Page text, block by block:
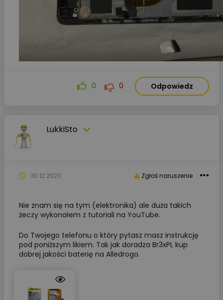
0 0 Odpowiedz
LukkiSto
Zgłoś naruszenie
30.12.2020
Nie znam się na tym (elektronika) ale duża takich
żeczy wykonałem z tutoriali na YouTube.
Do Twojego telefonu o który pytasz masz instrukcję
pod poniższym likiem. Tak jak doradza Br3xPL kup
dobrej jakości baterię na Alledrogo.